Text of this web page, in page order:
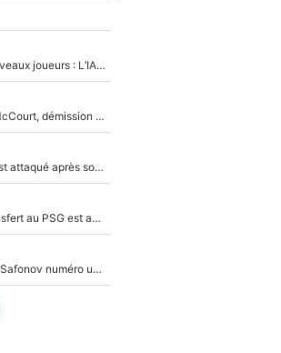
Zinédine Zidane va sélectionner des nouveaux joueurs : L’IA dévoile les 5 cracks qui pourraient rapidement le rejoindre en équipe de France !
Trahison de Longoria, secrets de Frank McCourt, démission de Roberto De Zerbi : Medhi Benatia se lâche sur son départ de l'OM et fait d'importantes révélations
Incendies en Gironde - Nelson Monfort est attaqué après son dérapage sur CNews : «Et lui, il prend combien pour parler dans un studio climatisé?»
Ferran Torres a pris sa décision : Son transfert au PSG est annoncé en Espagne !
Suzuki recruté, Chevalier veut se battre, Safonov numéro un… Le PSG se lance encore dans un gros chantier pour le poste de gardien de but